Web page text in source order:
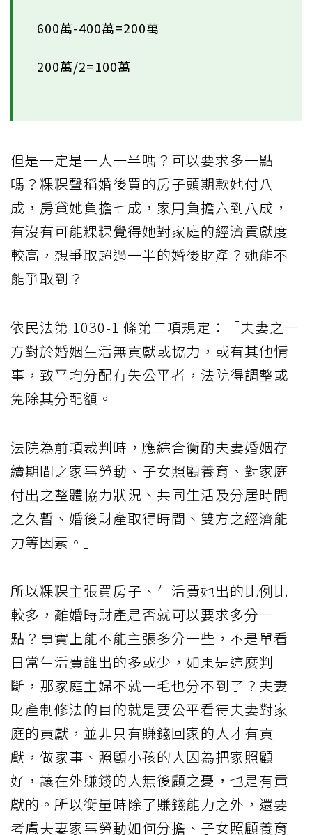
600萬-400萬=200萬
200萬/2=100萬
但是一定是一人一半嗎？可以要求多一點
嗎？粿粿聲稱婚後買的房子頭期款她付八
成，房貸她負擔七成，家用負擔六到八成，
有沒有可能粿粿覺得她對家庭的經濟貢獻度
較高，想爭取超過一半的婚後財產？她能不
能爭取到？
依民法第 1030-1 條第二項規定：「夫妻之一
方對於婚姻生活無貢獻或協力，或有其他情
事，致平均分配有失公平者，法院得調整或
免除其分配額。
法院為前項裁判時，應綜合衡酌夫妻婚姻存
續期間之家事勞動、子女照顧養育、對家庭
付出之整體協力狀況、共同生活及分居時間
之久暫、婚後財產取得時間、雙方之經濟能
力等因素。」
所以粿粿主張買房子、生活費她出的比例比
較多，離婚時財產是否就可以要求多分一
點？事實上能不能主張多分一些，不是單看
日常生活費誰出的多或少，如果是這麼判
斷，那家庭主婦不就一毛也分不到了？夫妻
財產制修法的目的就是要公平看待夫妻對家
庭的貢獻，並非只有賺錢回家的人才有貢
獻，做家事、照顧小孩的人因為把家照顧
好，讓在外賺錢的人無後顧之憂，也是有貢
獻的。所以衡量時除了賺錢能力之外，還要
考慮夫妻家事勞動如何分擔、子女照顧養育